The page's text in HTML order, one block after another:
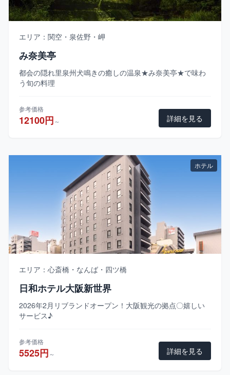
エリア：関空・泉佐野・岬
み奈美亭
都会の隠れ里泉州犬鳴きの癒しの温泉★み奈美亭★で味わ
う旬の料理
参考価格
12100円～ 詳細を見る
ホテル
エリア：心斎橋・なんば・四ツ橋
日和ホテル大阪新世界
2026年2月リブランドオープン！大阪観光の拠点〇嬉しい
サービス♪
参考価格
5525円～ 詳細を見る